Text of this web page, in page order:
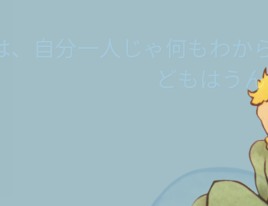
、自分一人じゃ何もわ
どもはう